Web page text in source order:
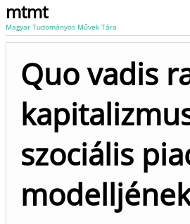
mtmt
Magyar Tudományos Művek Tára
Quo vadis
szociális